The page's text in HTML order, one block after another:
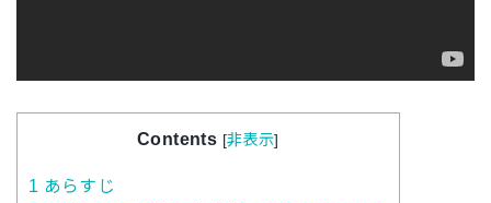
Contents [非表示]
1 あらすじ